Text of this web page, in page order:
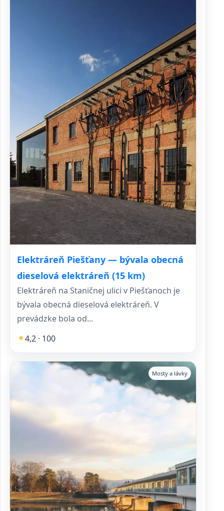
Elektráreň Piešťany — bývala obecná
dieselová elektráreň (15 km)
Elektráreň na Staničnej ulici v Piešťanoch je
bývala obecná dieselová elektráreň. V
prevádzke bola od...
4,2 · 100
Mosty a lávky